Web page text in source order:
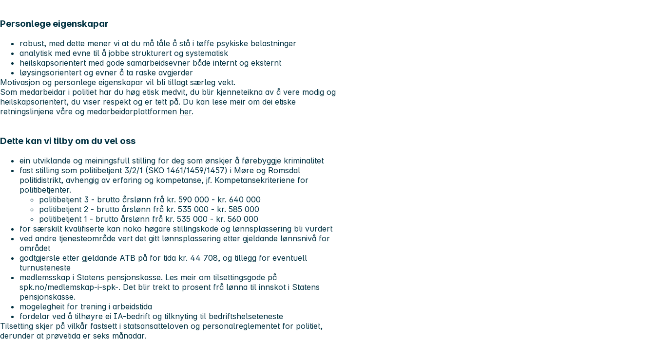
Personlege eigenskapar
robust, med dette mener vi at du må tåle å stå i tøffe psykiske belastninger
analytisk med evne til å jobbe strukturert og systematisk
heilskapsorientert med gode samarbeidsevner både internt og eksternt
løysingsorientert og evner å ta raske avgjerder
Motivasjon og personlege eigenskapar vil bli tillagt særleg vekt.
Som medarbeidar i politiet har du høg etisk medvit, du blir kjenneteikna av å vere modig og
heilskapsorientert, du viser respekt og er tett på. Du kan lese meir om dei etiske
retningslinjene våre og medarbeidarplattformen her.
Dette kan vi tilby om du vel oss
ein utviklande og meiningsfull stilling for deg som ønskjer å førebyggje kriminalitet
fast stilling som politibetjent 3/2/1 (SKO 1461/1459/1457) i Møre og Romsdal
politidistrikt, avhengig av erfaring og kompetanse, jf. Kompetansekriteriene for
politibetjenter.
politibetjent 3 - brutto årslønn frå kr. 590 000 - kr. 640 000
politibetjent 2 - brutto årslønn frå kr. 535 000 - kr. 585 000
politibetjent 1 - brutto årslønn frå kr. 535 000 - kr. 560 000
for særskilt kvalifiserte kan noko høgare stillingskode og lønnsplassering bli vurdert
ved andre tjenesteområde vert det gitt lønnsplassering etter gjeldande lønnsnivå for
området
godtgjersle etter gjeldande ATB på for tida kr. 44 708, og tillegg for eventuell
turnusteneste
medlemsskap i Statens pensjonskasse. Les meir om tilsettingsgode på
spk.no/medlemskap-i-spk-. Det blir trekt to prosent frå lønna til innskot i Statens
pensjonskasse.
mogelegheit for trening i arbeidstida
fordelar ved å tilhøyre ei IA-bedrift og tilknyting til bedriftshelseteneste
Tilsetting skjer på vilkår fastsett i statsansatteloven og personalreglementet for politiet,
derunder at prøvetida er seks månadar.